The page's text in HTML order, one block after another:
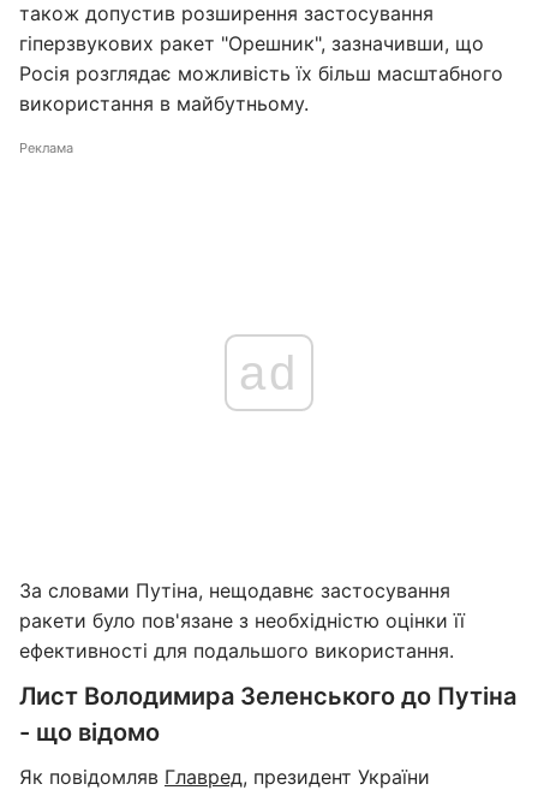
також допустив розширення застосування
гіперзвукових ракет "Орешник", зазначивши, що
Росія розглядає можливість їх більш масштабного
використання в майбутньому.
Реклама
ad
За словами Путіна, нещодавнє застосування
ракети було пов'язане з необхідністю оцінки її
ефективності для подальшого використання.
Лист Володимира Зеленського до Путіна
- що відомо
Як повідомляв Главред, президент України